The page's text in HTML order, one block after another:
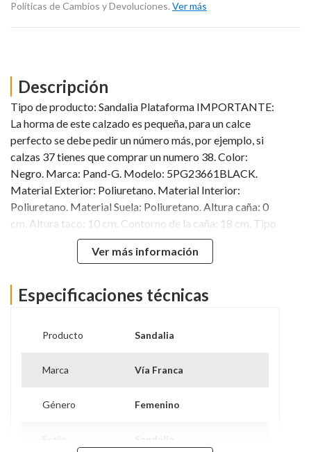
Políticas de Cambios y Devoluciones. Ver más
Descripción
Tipo de producto: Sandalia Plataforma IMPORTANTE:
La horma de este calzado es pequeña, para un calce
perfecto se debe pedir un número más, por ejemplo, si
calzas 37 tienes que comprar un numero 38. Color:
Negro. Marca: Pand-G. Modelo: 5PG23661BLACK.
Material Exterior: Poliuretano. Material Interior:
Poliuretano. Material Suela: Poliuretano. Altura caña: 0
cm. Altura taco: 10 cm. Contorno de la caña: 18 cm. Tipo
de punta: Abierta. Empeine: Semi descubierto. Tipo de
ajuste: Hebilla. Ocasión: Fiesta. El número 37 calza para
más ancha es de 18 cm.
Ver más información
Especificaciones técnicas
Producto Sandalia
Marca Vía Franca
Género Femenino